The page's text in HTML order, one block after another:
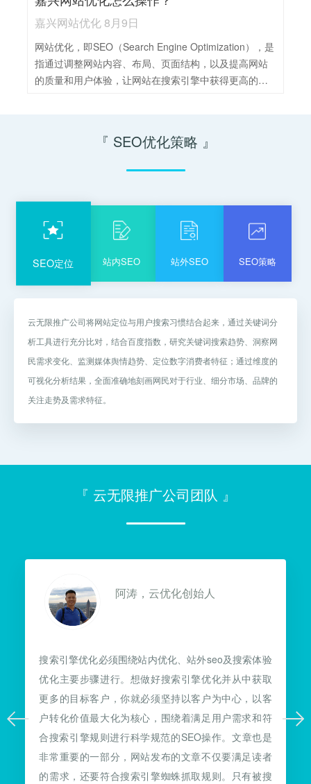
性，优化代码和图片资源，提升网站性能。5，外部链接
信任度。同时，避免低质量链接对网站的影响。6，数据
监测与分析：利用工具监测网站数据，分析用户行为和
搜索引擎表现，根据数据反馈及时调整优化策略。
嘉兴网站优化 8月9日
网站优化，即SEO（Search Engine Optimization），是
指通过调整网站内容、布局、页面结构，以及提高网站
的质量和用户体验，让网站在搜索引擎中获得更高的排
持关键词密度在2%~4%之间。2，内容优化：发布高质
链建设：构建内部链接网络，增强页面间联系；积极寻
验优化：优化网站导航、布局，确保用户能轻松找到所
需信息，提升用户满意度和停留时间。6，数据分析与调
整：定期监测网站数据，分析用户行为和搜索引擎表
『 SEO优化策略 』
SEO定位 站内SEO 站外SEO SEO策略
云无限推广公司将网站定位与用户搜索习惯结合起来，通过关键词分
析工具进行充分比对，结合百度指数，研究关键词搜索趋势、洞察网
民需求变化、监测媒体舆情趋势、定位数字消费者特征；通过维度的
可视化分析结果，全面准确地刻画网民对于行业、细分市场、品牌的
关注走势及需求特征。
『 云无限推广公司团队 』
阿涛，云优化创始人
搜索引擎优化必须围绕站内优化、站外seo及搜索体验
优化主要步骤进行。想做好搜索引擎优化并从中获取
更多的目标客户，你就必须坚持以客户为中心，以客
户转化价值最大化为核心，围绕着满足用户需求和符
合搜索引擎规则进行科学规范的SEO操作。文章也是
非常重要的一部分，网站发布的文章不仅要满足读者
的需求，还要符合搜索引擎蜘蛛抓取规则。只有被搜